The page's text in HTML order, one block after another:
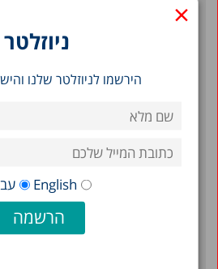
×
ניוזלטר
הירשמו לניוזלטר שלנו
English
ספטמבר 2020
מאי 2020
נובמבר 2019
יולי 2019
מאי 2019
אפריל 2019
מרץ 2019